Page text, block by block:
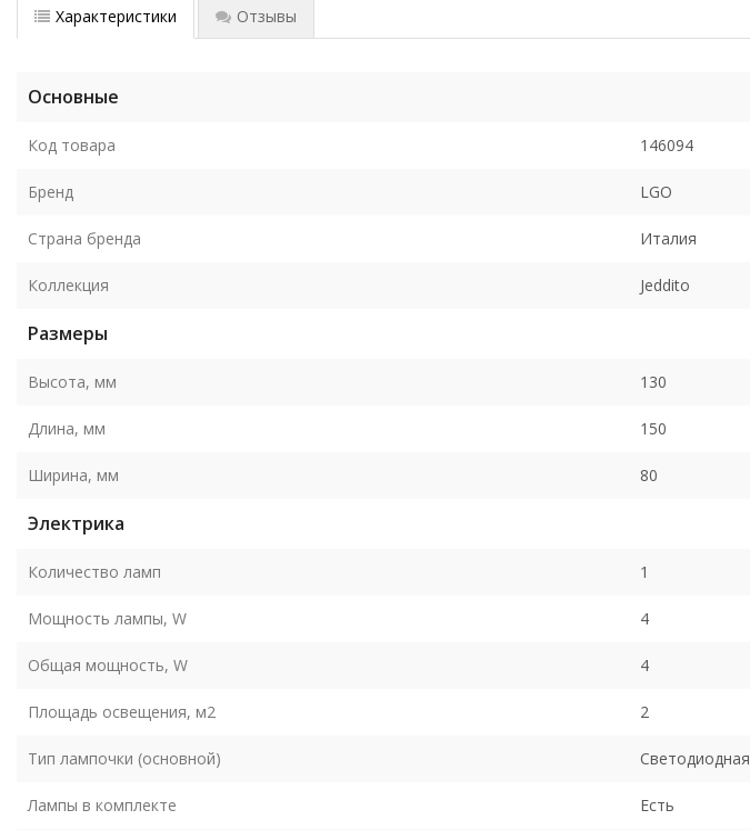
Характеристики Отзывы
Основные
Код товара 146094
Бренд LGO
Страна бренда Италия
Коллекция Jeddito
Размеры
Высота, мм 130
Длина, мм 150
Ширина, мм 80
Электрика
Количество ламп 1
Мощность лампы, W 4
Общая мощность, W 4
Площадь освещения, м2 2
Тип лампочки (основной) Светодиодная
Лампы в комплекте Есть